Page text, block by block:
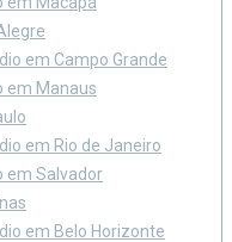
em Campo Grande
em Manaus
em Rio de Janeiro
em Salvador
em Belo Horizonte